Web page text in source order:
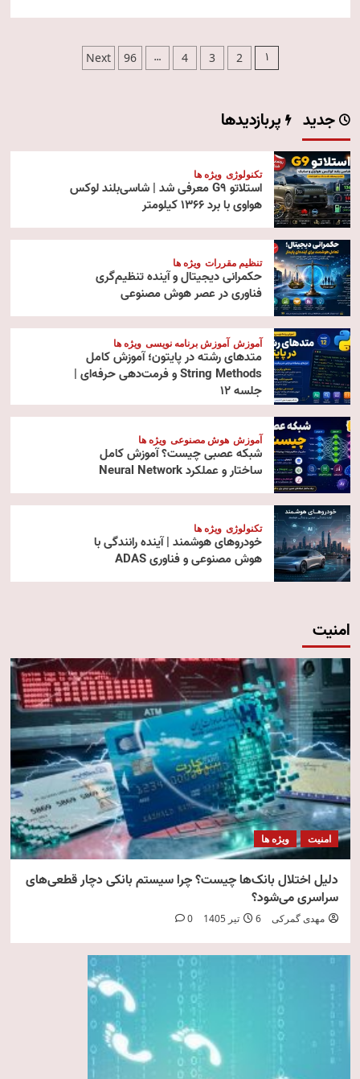
صفحه‌بندی
1
2
3
4
…
96
Next
جدید پربازدیدها
تکنولوژی ویژه ها
استلاتو G9 معرفی شد | شاسی‌بلند لوکس
هواوی با برد ۱۳۶۶ کیلومتر
تنظیم مقررات ویژه ها
حکمرانی دیجیتال و آینده تنظیم‌گری
فناوری در عصر هوش مصنوعی
آموزش آموزش برنامه نویسی ویژه ها
متدهای رشته در پایتون؛ آموزش کامل
String Methods و فرمت‌دهی حرفه‌ای |
جلسه ۱۲
آموزش هوش مصنوعی ویژه ها
شبکه عصبی چیست؟ آموزش کامل
ساختار و عملکرد Neural Network
تکنولوژی ویژه ها
خودروهای هوشمند | آینده رانندگی با
هوش مصنوعی و فناوری ADAS
امنیت
امنیت ویژه ها
دلیل اختلال بانک‌ها چیست؟ چرا سیستم بانکی دچار قطعی‌های
سراسری می‌شود؟
مهدی گمرکی 6 تیر 1405 0